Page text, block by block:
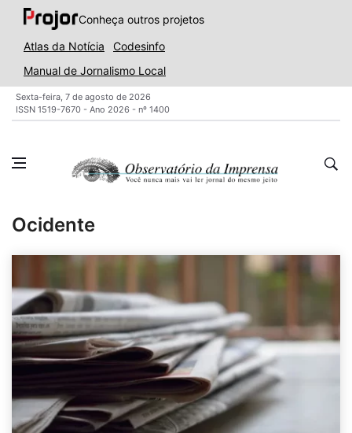
Conheça outros projetos
Atlas da Notícia
Codesinfo
Manual de Jornalismo Local
Sexta-feira, 7 de agosto de 2026
ISSN 1519-7670 - Ano 2026 - nº 1400
Ocidente